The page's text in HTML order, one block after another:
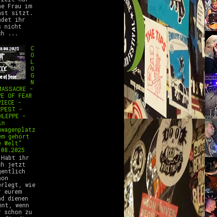
Frau im
sitzt.
ihr
nicht
...
C
O
L
O
G
N
-
OF FEAR
-
-
-
gehört
Welt"
ihr
jetzt
wie
eurem
dienen
wenn
schon zu